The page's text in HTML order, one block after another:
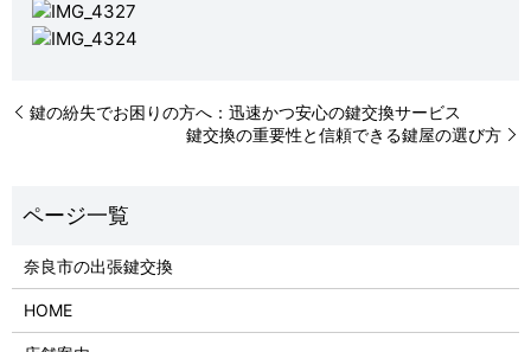
鍵の紛失でお困りの方へ：迅速かつ安心の鍵交換サービス
鍵交換の重要性と信頼できる鍵屋の選び方
奈良市の出張鍵交換
HOME